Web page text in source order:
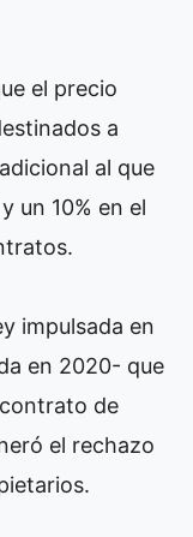
el precio
a
al que
un 10% en el
impulsada en
en 2020- que
de
el rechazo